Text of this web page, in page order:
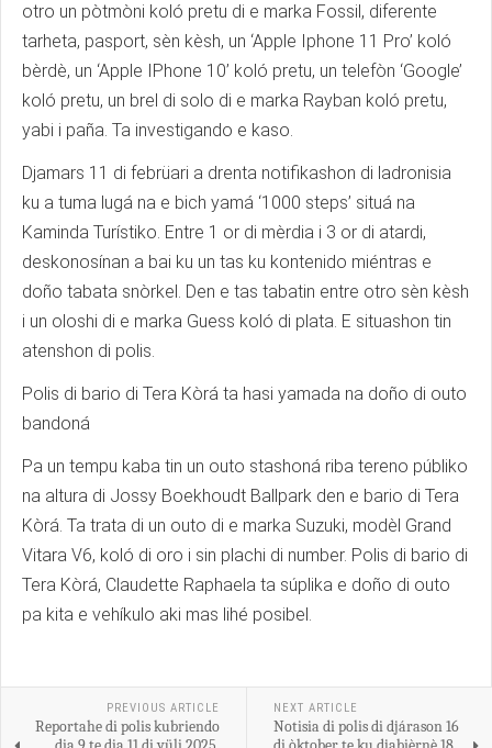
otro un pòtmòni koló pretu di e marka Fossil, diferente
tarheta, pasport, sèn kèsh, un ‘Apple Iphone 11 Pro’ koló
bèrdè, un ‘Apple IPhone 10’ koló pretu, un telefòn ‘Google’
koló pretu, un brel di solo di e marka Rayban koló pretu,
yabi i paña. Ta investigando e kaso.
Djamars 11 di febrüari a drenta notifikashon di ladronisia
ku a tuma lugá na e bich yamá ‘1000 steps’ situá na
Kaminda Turístiko. Entre 1 or di mèrdia i 3 or di atardi,
deskonosínan a bai ku un tas ku kontenido miéntras e
doño tabata snòrkel. Den e tas tabatin entre otro sèn kèsh
i un oloshi di e marka Guess koló di plata. E situashon tin
atenshon di polis.
Polis di bario di Tera Kòrá ta hasi yamada na doño di outo
bandoná
Pa un tempu kaba tin un outo stashoná riba tereno públiko
na altura di Jossy Boekhoudt Ballpark den e bario di Tera
Kòrá. Ta trata di un outo di e marka Suzuki, modèl Grand
Vitara V6, koló di oro i sin plachi di number. Polis di bario di
Tera Kòrá, Claudette Raphaela ta súplika e doño di outo
pa kita e vehíkulo aki mas lihé posibel.
PREVIOUS ARTICLE
Reportahe di polis kubriendo
NEXT ARTICLE
Notisia di polis di djárason 16